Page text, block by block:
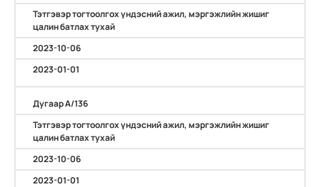
Тэтгэвэр тогтоолгох үндэсний ажил, мэргэжлийн жишиг
цалин батлах тухай
2023-10-06
2023-01-01
Дугаар А/136
Тэтгэвэр тогтоолгох үндэсний ажил, мэргэжлийн жишиг
цалин батлах тухай
2023-10-06
2023-01-01